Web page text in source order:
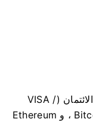
يمكنك سحب أموالك عن طريق بطاقات الائتمان (VISA /
MasterCard) ، والتحويل البنكي ، و Bitcoin ، و Ethereum